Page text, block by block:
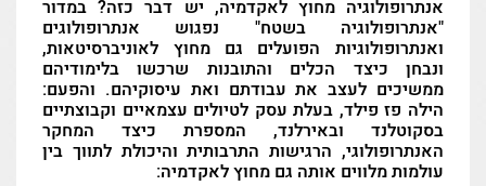
אנתרופולוגיה מחוץ לאקדמיה, יש דבר כזה? במדור
"אנתרופולוגיה בשטח" נפגוש אנתרופולוגים
ואנתרופולוגיות הפועלים גם מחוץ לאוניברסיטאות,
ונבחן כיצד הכלים והתובנות שרכשו בלימודיהם
ממשיכים לעצב את עבודתם ואת עיסוקיהם. והפעם:
הילה פז פילד, בעלת עסק לטיולים עצמאיים וקבוצתיים
בסקוטלנד ובאירלנד, המספרת כיצד המחקר
האנתרופולוגי, הרגישות התרבותית והיכולת לתווך בין
עולמות מלווים אותה גם מחוץ לאקדמיה: